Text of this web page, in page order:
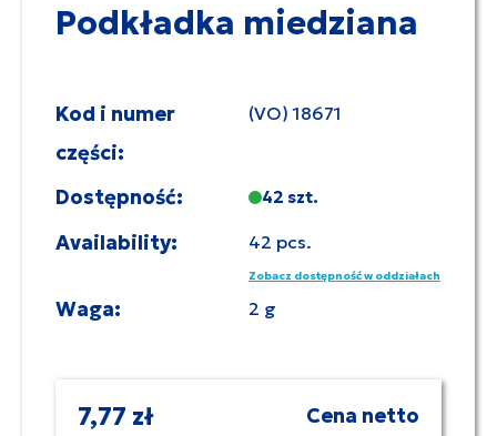
Podkładka miedziana
Kod i numer
części:
(VO) 18671
Dostępność: 42 szt.
Availability: 42 pcs.
Zobacz dostępność w oddziałach
Waga: 2 g
7,77 zł Cena netto